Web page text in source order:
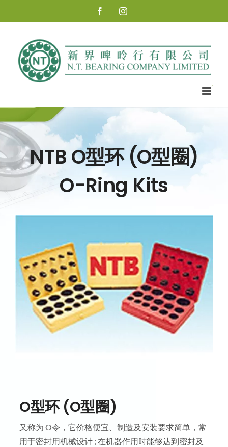
to
FacebookInstagram
NTB O型环 (O型圈)
O-Ring Kits
O型环 (O型圈)
又称为 O令，它价格便宜、制造及安装要求简单，常
用于密封用机械设计 ; 在机器作用时能够达到密封及